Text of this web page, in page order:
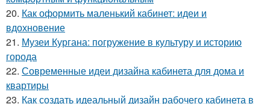
20. Как оформить маленький кабинет: идеи и
вдохновение
21. Музеи Кургана: погружение в культуру и историю
города
22. Современные идеи дизайна кабинета для дома и
квартиры
23. Как создать идеальный дизайн рабочего кабинета в